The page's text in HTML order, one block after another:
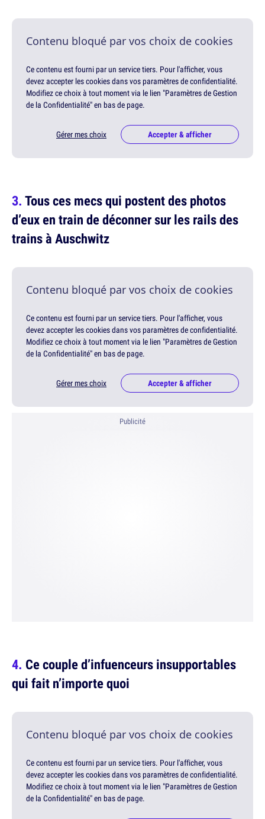
Contenu bloqué par vos choix de cookies
Ce contenu est fourni par un service tiers. Pour l'afficher, vous
devez accepter les cookies dans vos paramètres de confidentialité.
Modifiez ce choix à tout moment via le lien "Paramètres de Gestion
de la Confidentialité" en bas de page.
Gérer mes choix Accepter & afficher
Tous ces mecs qui postent des photos
d’eux en train de déconner sur les rails des
trains à Auschwitz
Contenu bloqué par vos choix de cookies
Ce contenu est fourni par un service tiers. Pour l'afficher, vous
devez accepter les cookies dans vos paramètres de confidentialité.
Modifiez ce choix à tout moment via le lien "Paramètres de Gestion
de la Confidentialité" en bas de page.
Gérer mes choix Accepter & afficher
Publicité
Ce couple d’infuenceurs insupportables
qui fait n’importe quoi
Contenu bloqué par vos choix de cookies
Ce contenu est fourni par un service tiers. Pour l'afficher, vous
devez accepter les cookies dans vos paramètres de confidentialité.
Modifiez ce choix à tout moment via le lien "Paramètres de Gestion
de la Confidentialité" en bas de page.